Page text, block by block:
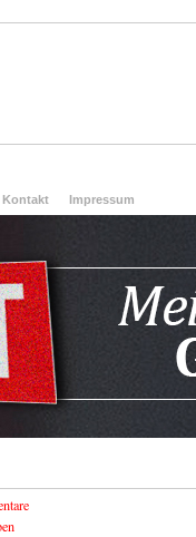
Kontakt Impressum